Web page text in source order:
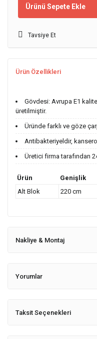
Ürünü Sepete Ekle
Tavsiye Et
Ürün Özellikleri
Gövdesi: Avrupa E1
üretilmiştir.
Üründe farklı ve göze
Antibakteriyeldir,
Üretici firma tarafından
Ürün Genişlik
Alt Blok
220 cm
Nakliye & Montaj
Yorumlar
Taksit Seçenekleri